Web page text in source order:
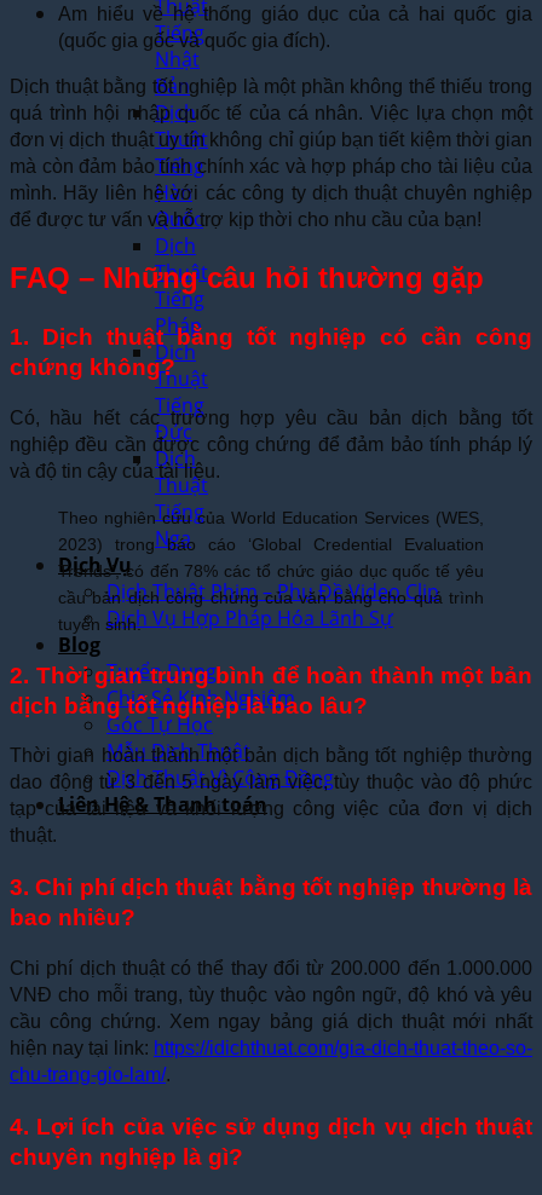
Thuật
Tiếng
Nhật
Bản
Dịch
Thuật
Tiếng
Hàn
Quốc
Dịch
Thuật
Tiếng
Pháp
Dịch
Thuật
Tiếng
Đức
Dịch
Thuật
Tiếng
Nga
Dịch Vụ
Dịch Thuật Phim – Phụ Đề Video Clip
Dịch Vụ Hợp Pháp Hóa Lãnh Sự
Blog
Tuyển Dụng
Chia Sẻ Kinh Nghiệm
Góc Tự Học
Mẫu Dịch Thuật
Dịch Thuật Vì Cộng Đồng
Liên Hệ & Thanh toán
Am hiểu về hệ thống giáo dục của cả hai quốc gia
(quốc gia gốc và quốc gia đích).
Dịch thuật bằng tốt nghiệp là một phần không thể thiếu trong
quá trình hội nhập quốc tế của cá nhân. Việc lựa chọn một
đơn vị dịch thuật uy tín không chỉ giúp bạn tiết kiệm thời gian
mà còn đảm bảo tính chính xác và hợp pháp cho tài liệu của
mình. Hãy liên hệ với các công ty dịch thuật chuyên nghiệp
để được tư vấn và hỗ trợ kịp thời cho nhu cầu của bạn!
FAQ – Những câu hỏi thường gặp
1. Dịch thuật bằng tốt nghiệp có cần công
chứng không?
Có, hầu hết các trường hợp yêu cầu bản dịch bằng tốt
nghiệp đều cần được công chứng để đảm bảo tính pháp lý
và độ tin cậy của tài liệu.
Theo nghiên cứu của World Education Services (WES,
2023) trong báo cáo ‘Global Credential Evaluation
Trends’, có đến 78% các tổ chức giáo dục quốc tế yêu
cầu bản dịch công chứng của văn bằng cho quá trình
tuyển sinh.
2. Thời gian trung bình để hoàn thành một bản
dịch bằng tốt nghiệp là bao lâu?
Thời gian hoàn thành một bản dịch bằng tốt nghiệp thường
dao động từ 3 đến 5 ngày làm việc, tùy thuộc vào độ phức
tạp của tài liệu và khối lượng công việc của đơn vị dịch
thuật.
3. Chi phí dịch thuật bằng tốt nghiệp thường là
bao nhiêu?
Chi phí dịch thuật có thể thay đổi từ 200.000 đến 1.000.000
VNĐ cho mỗi trang, tùy thuộc vào ngôn ngữ, độ khó và yêu
cầu công chứng. Xem ngay bảng giá dịch thuật mới nhất
hiện nay tại link: https://idichthuat.com/gia-dich-thuat-theo-so-
chu-trang-gio-lam/.
4. Lợi ích của việc sử dụng dịch vụ dịch thuật
chuyên nghiệp là gì?